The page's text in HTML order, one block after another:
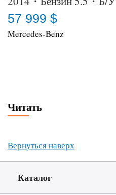
57 999 $
Mercedes-Benz
Читать
Вернуться наверх
Каталог